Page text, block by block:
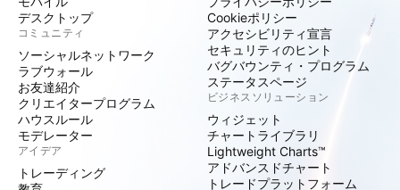
デスクトップ
コミュニティ
ソーシャルネットワーク
ラブウォール
お友達紹介
クリエイタープログラム
ハウスルール
モデレーター
アイデア
トレーディング
Cookieポリシー
アクセシビリティ宣言
セキュリティのヒント
バグバウンティ・プログラム
ステータスページ
ビジネスソリューション
ウィジェット
チャートライブラリ
Lightweight Charts™
アドバンスドチャート
トレードプラットフォーム